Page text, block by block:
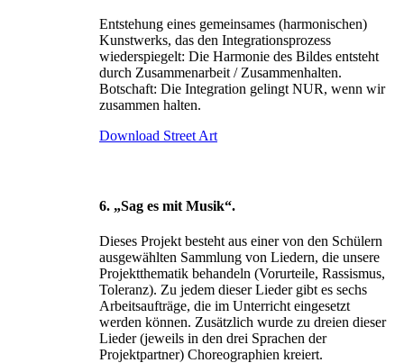
Entstehung eines gemeinsames (harmonischen)
Kunstwerks, das den Integrationsprozess
wiederspiegelt: Die Harmonie des Bildes entsteht
durch Zusammenarbeit / Zusammenhalten.
Botschaft: Die Integration gelingt NUR, wenn wir
zusammen halten.
Download Street Art
6. „Sag es mit Musik“.
Dieses Projekt besteht aus einer von den Schülern
ausgewählten Sammlung von Liedern, die unsere
Projektthematik behandeln (Vorurteile, Rassismus,
Toleranz). Zu jedem dieser Lieder gibt es sechs
Arbeitsaufträge, die im Unterricht eingesetzt
werden können. Zusätzlich wurde zu dreien dieser
Lieder (jeweils in den drei Sprachen der
Projektpartner) Choreographien kreiert.